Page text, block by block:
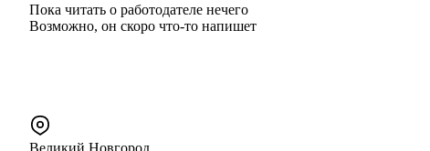
Пока читать о работодателе нечего
Возможно, он скоро что‑то напишет
Великий Новгород